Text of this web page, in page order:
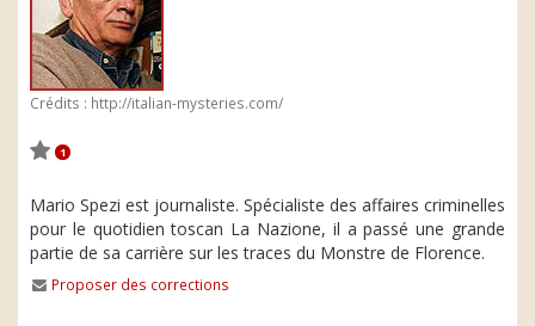
Crédits : http://italian-mysteries.com/
1
Mario Spezi est journaliste. Spécialiste des affaires criminelles
pour le quotidien toscan La Nazione, il a passé une grande
partie de sa carrière sur les traces du Monstre de Florence.
Proposer des corrections